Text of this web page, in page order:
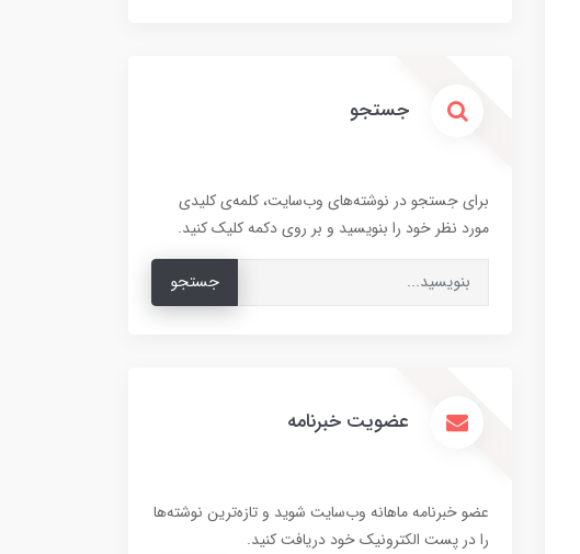
جستجو
برای جستجو در نوشته‌های وب‌سایت، کلمه‌ی کلیدی
مورد نظر خود را بنویسید و بر روی دکمه کلیک کنید.
جستجو
عضویت خبرنامه
عضو خبرنامه ماهانه وب‌سایت شوید و تازه‌ترین نوشته‌ها
را در پست الکترونیک خود دریافت کنید.